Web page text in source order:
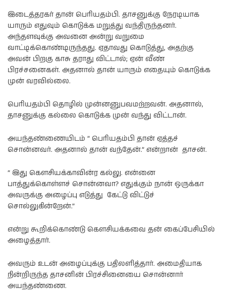
இடைத்தரகர் தான் பெரியதம்பி. தாசனுக்கு நேரடியாக
யாரும் எதுவும் கொடுக்க மறுத்து வந்திருந்தனர்.
அந்தளவுக்கு அவனை அன்று வறுமை
வாட்டிக்கொண்டிருந்தது. ஏதாவது கொடுத்து, அதற்கு
அவன் பிறகு காசு தராது விட்டால்; ஏன் வீண்
பிரச்சனைகள். அதனால் தான் யாரும் எதையும் கொடுக்க
முன் வரவில்லை.
பெரியதம்பி தொழில் முன்னனுபவமற்றவன். அதனால்,
தாசனுக்கு கல்லை கொடுக்க முன் வந்து விட்டான்.
அயந்தண்ணையிடம் ” பெரியதம்பி தான் ஏத்தச்
சொன்னவர். அதனால் தான் வந்தேன்.” என்றான் தாசன்.
” இது கௌசியக்காவின்ர கல்லு. என்னை
பாத்துக்கொள்ளச் சொன்னவா? எதுக்கும் நான் ஒருக்கா
அவருக்கு அழைப்பு எடுத்து கேட்டு விட்டுச்
சொல்லுகின்றேன்.”
என்று கூறிக்கொண்டு கௌசியக்கவை தன் கைப்பேசியில்
அழைத்தார்.
அவரும் உடன் அழைப்புக்கு பதிலளித்தார். அமைதியாக
நின்றிருந்த தாசனின் பிரச்சினையை சொன்னார்
அயந்தண்ணை.